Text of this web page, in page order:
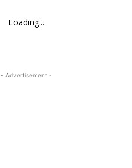
Loading...
- Advertisement -